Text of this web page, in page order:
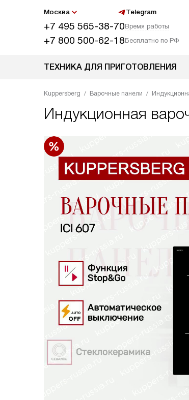
Москва Telegram
+7 495 565-38-70Время работы
+7 800 500-62-18Бесплатно по РФ
ТЕХНИКА ДЛЯ ПРИГОТОВЛЕНИЯ
Kuppersberg Варочные панели
Индукционная